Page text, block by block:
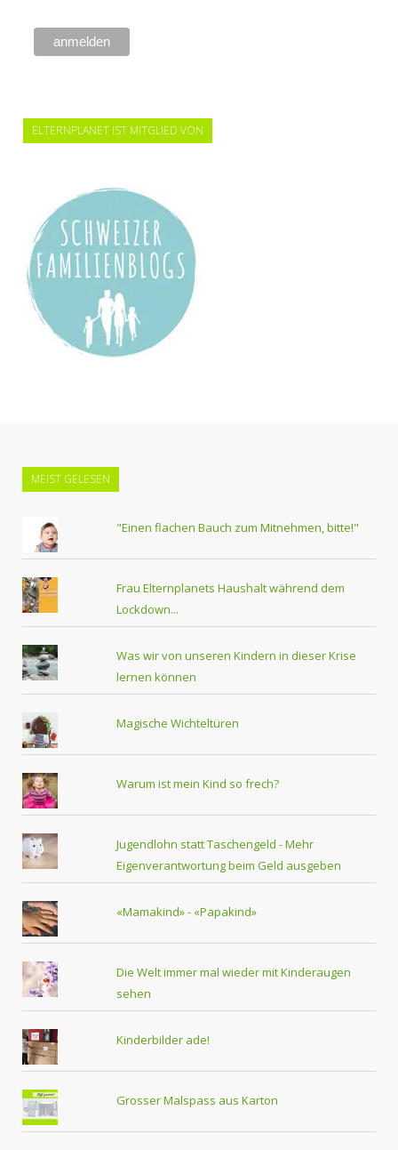
ELTERNPLANET IST MITGLIED VON
MEIST GELESEN
"Einen flachen Bauch zum Mitnehmen, bitte!"
Frau Elternplanets Haushalt während dem
Lockdown...
Was wir von unseren Kindern in dieser Krise
lernen können
Magische Wichteltüren
Warum ist mein Kind so frech?
Jugendlohn statt Taschengeld - Mehr
Eigenverantwortung beim Geld ausgeben
«Mamakind» - «Papakind»
Die Welt immer mal wieder mit Kinderaugen
sehen
Kinderbilder ade!
Grosser Malspass aus Karton